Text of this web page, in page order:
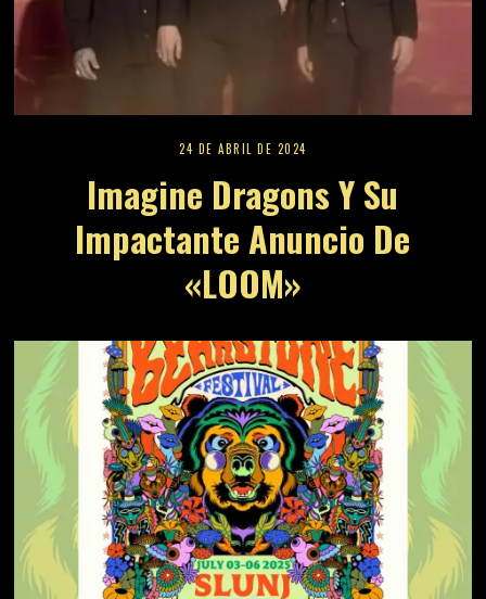
24 DE ABRIL DE 2024
Imagine Dragons Y Su
Impactante Anuncio De
«LOOM»